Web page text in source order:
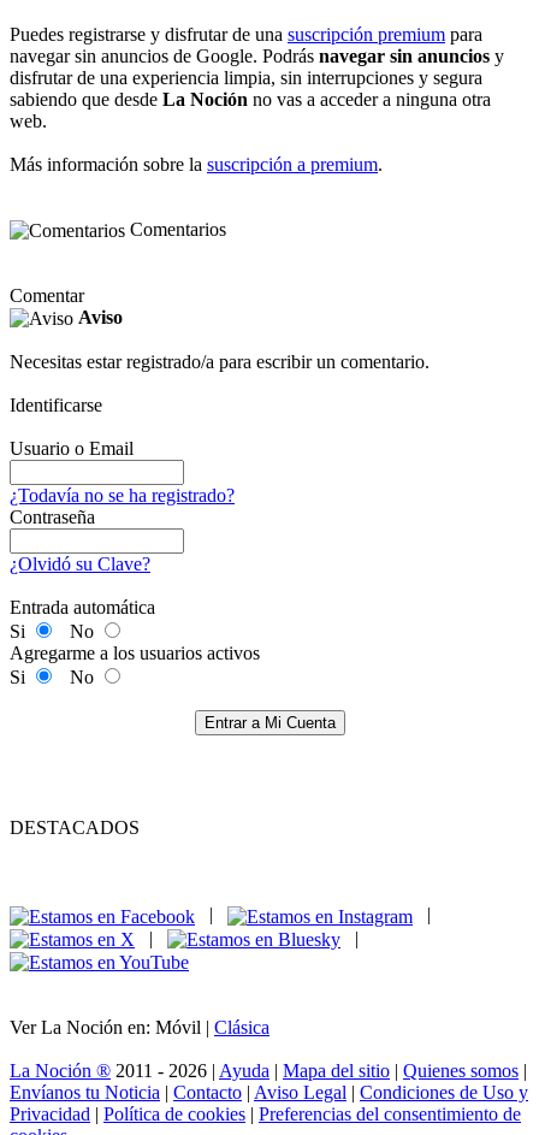
Puedes registrarse y disfrutar de una suscripción premium para
navegar sin anuncios de Google. Podrás navegar sin anuncios y
disfrutar de una experiencia limpia, sin interrupciones y segura
sabiendo que desde La Noción no vas a acceder a ninguna otra
web.
Más información sobre la suscripción a premium.
Comentarios
Comentar
Aviso
Necesitas estar registrado/a para escribir un comentario.
Identificarse
Usuario o Email
¿Todavía no se ha registrado?
Contraseña
¿Olvidó su Clave?
Entrada automática
Si
No
Agregarme a los usuarios activos
Si
No
Entrar a Mi Cuenta
DESTACADOS
|
|
|
|
Ver La Noción en: Móvil | Clásica
La Noción ® 2011 - 2026 | Ayuda | Mapa del sitio | Quienes somos |
Envíanos tu Noticia | Contacto | Aviso Legal | Condiciones de Uso y
Privacidad | Política de cookies | Preferencias del consentimiento de